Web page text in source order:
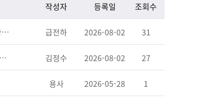
작성자 등록일 조회수
급전하는방법｜탤래그램상담 @bumbee2｜사업자 ㅣ개인돈구하는방법 급전하 2026-08-02 31
비대면급전 텔레그램 @bumbee2 개인돈차용 비대면차용 신불자개인돈 김정수 2026-08-02 27
용사 2026-05-28 1